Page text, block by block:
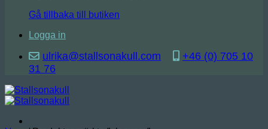
Gå tillbaka till butiken
Logga in
ulrika@stallsonakull.com
+46 (0) 705 10
31 76